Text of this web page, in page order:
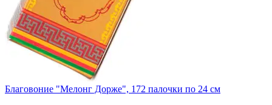
Благовоние "Мелонг Дорже", 172 палочки по 24 см